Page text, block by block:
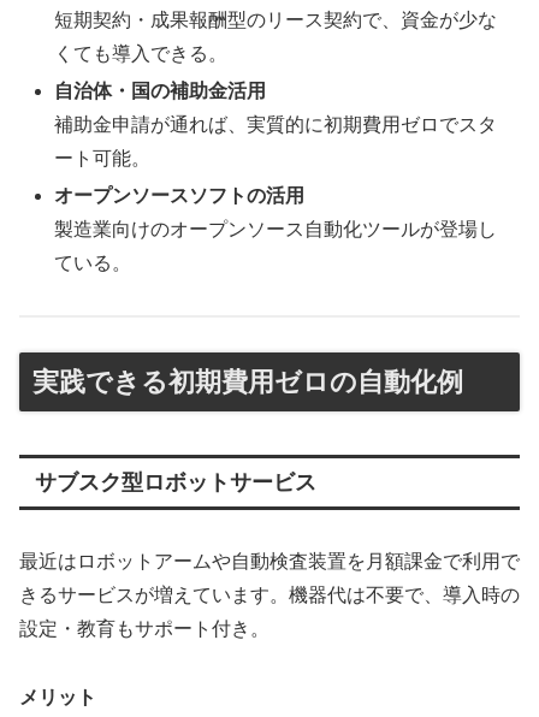
短期契約・成果報酬型のリース契約で、資金が少な
くても導入できる。
自治体・国の補助金活用
補助金申請が通れば、実質的に初期費用ゼロでスタ
ート可能。
オープンソースソフトの活用
製造業向けのオープンソース自動化ツールが登場し
ている。
実践できる初期費用ゼロの自動化例
サブスク型ロボットサービス
最近はロボットアームや自動検査装置を月額課金で利用で
きるサービスが増えています。機器代は不要で、導入時の
設定・教育もサポート付き。
メリット